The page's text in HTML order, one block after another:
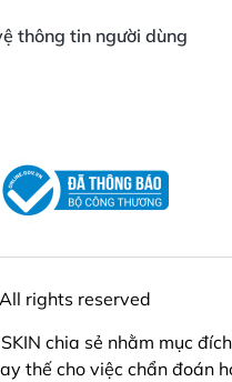
thông tin người dùng
rights reserved
chia sẻ nhằm mục
thế cho việc chẩn đoán